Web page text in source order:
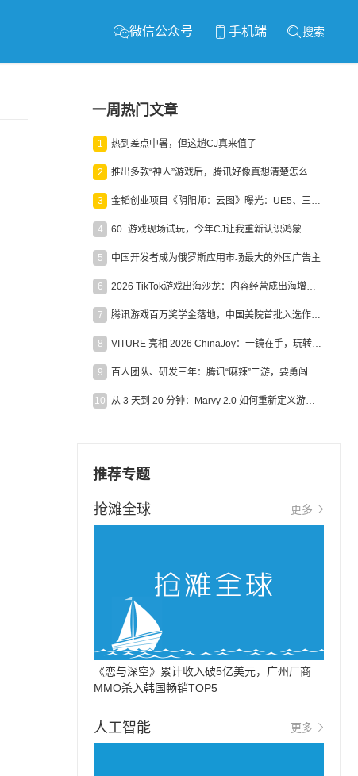
微信公众号 手机端 搜索
一周热门文章
1 热到差点中暑，但这趟CJ真来值了
2 推出多款“神人”游戏后，腾讯好像真想清楚怎么做二次元了
3 金韬创业项目《阴阳师：云图》曝光：UE5、三端互通、ARPG
4 60+游戏现场试玩，今年CJ让我重新认识鸿蒙
5 中国开发者成为俄罗斯应用市场最大的外国广告主
6 2026 TikTok游戏出海沙龙：内容经营成出海增长新引擎
7 腾讯游戏百万奖学金落地，中国美院首批入选作品获业内关注
8 VITURE 亮相 2026 ChinaJoy：一镜在手，玩转全场！
9 百人团队、研发三年：腾讯“麻辣”二游，要勇闯男性恋爱市场
10 从 3 天到 20 分钟：Marvy 2.0 如何重新定义游戏出海营销效率？
推荐专题
抢滩全球 更多
《恋与深空》累计收入破5亿美元，广州厂商
MMO杀入韩国畅销TOP5
人工智能 更多